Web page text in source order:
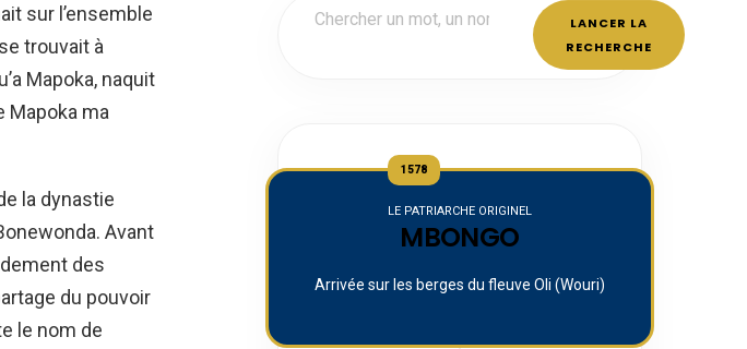
sur l’ensemble
trouvait à
Mapoka, naquit
Mapoka ma
la dynastie
Avant
des
du pouvoir
le nom de
LANCER LA
RECHERCHE
1578
LE PATRIARCHE ORIGINEL
MBONGO
Arrivée sur les berges du fleuve Oli (Wouri)